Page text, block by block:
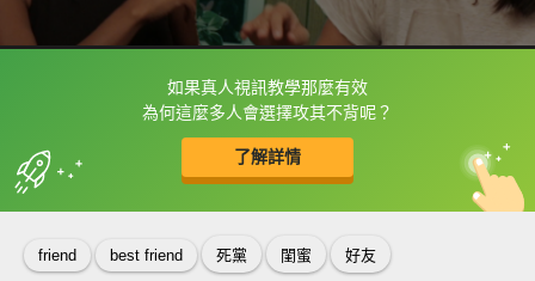
如果真人視訊教學那麼有效
為何這麼多人會選擇攻其不背呢？
了解詳情
框選或點兩下字幕可以直接查字典喔！
收錄佳句 中
英
friend best friend 死黨 閨蜜 好友